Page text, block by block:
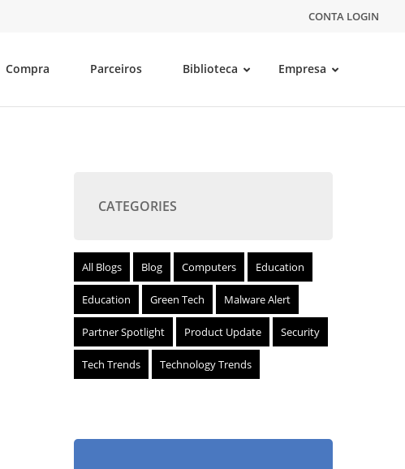
CONTA LOGIN
Compra Parceiros Biblioteca Empresa
CATEGORIES
All Blogs Blog Computers Education
Education Green Tech Malware Alert
Partner Spotlight Product Update Security
Tech Trends Technology Trends